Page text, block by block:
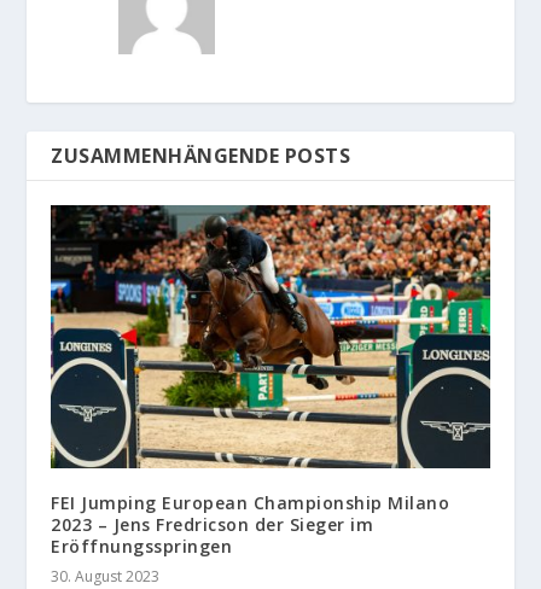
ZUSAMMENHÄNGENDE POSTS
FEI Jumping European Championship Milano
2023 – Jens Fredricson der Sieger im
Eröffnungsspringen
30. August 2023